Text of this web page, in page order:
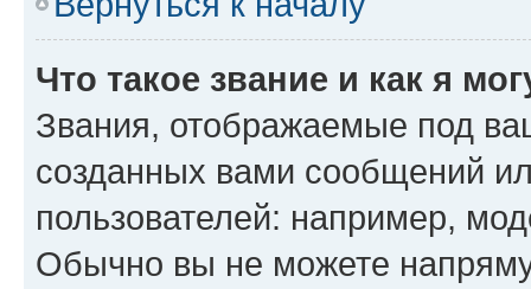
Что такое звание и как я
Звания, отображаемые под
созданных вами сообщений
пользователей: например,
Обычно вы не можете